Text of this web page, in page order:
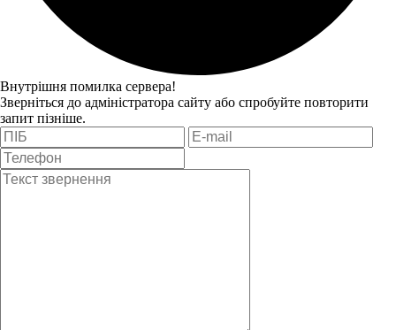
Внутрішня помилка сервера!
Зверніться до адміністратора сайту або спробуйте повторити
запит пізніше.